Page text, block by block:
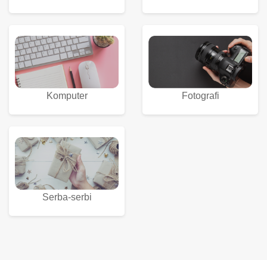
Komputer Fotografi
Serba-serbi